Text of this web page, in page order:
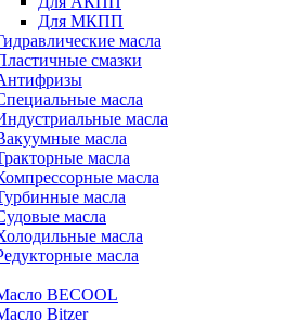
Для МКПП
масла
смазки
масла
масла
масла
масла
масла
масла
масла
масла
масла
BECOOL
Bitzer